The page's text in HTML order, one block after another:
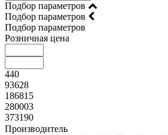
Подбор параметров
Подбор параметров
Подбор параметров
Розничная цена
440
93628
186815
280003
373190
Производитель